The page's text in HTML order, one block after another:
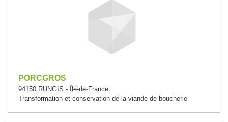
PORCGROS
94150 RUNGIS - Île-de-France
Transformation et conservation de la viande de boucherie